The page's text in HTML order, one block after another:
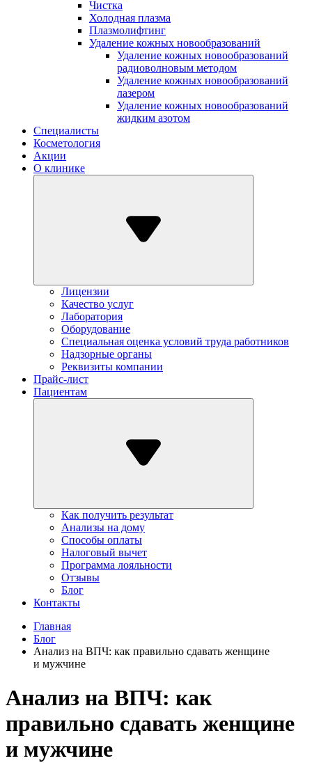
Чистка
Холодная плазма
Плазмолифтинг
Удаление кожных новообразований
Удаление кожных новообразований
радиоволновым методом
Удаление кожных новообразований
лазером
Удаление кожных новообразований
жидким азотом
Специалисты
Косметология
Акции
О клинике
Лицензии
Качество услуг
Лаборатория
Оборудование
Специальная оценка условий труда работников
Надзорные органы
Реквизиты компании
Прайс-лист
Пациентам
Как получить результат
Анализы на дому
Способы оплаты
Налоговый вычет
Программа лояльности
Отзывы
Блог
Контакты
Главная
Блог
Анализ на ВПЧ: как правильно сдавать женщине
и мужчине
Анализ на ВПЧ: как
правильно сдавать женщине
и мужчине